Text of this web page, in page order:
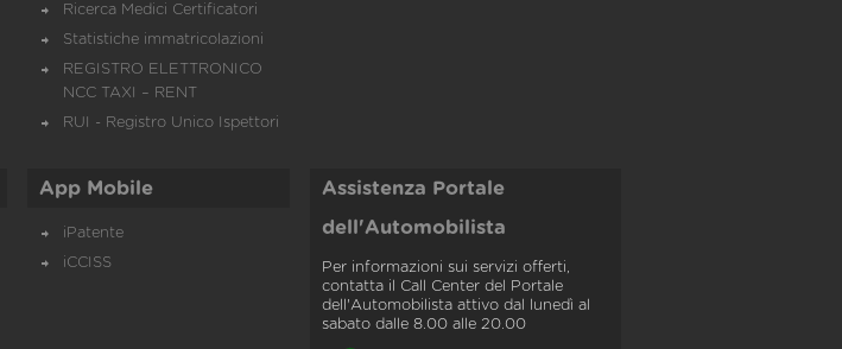
Ricerca Medici Certificatori
Statistiche immatricolazioni
REGISTRO ELETTRONICO
NCC TAXI – RENT
RUI - Registro Unico Ispettori
App Mobile
iPatente
iCCISS
Assistenza Portale
dell'Automobilista
Per informazioni sui servizi offerti,
contatta il Call Center del Portale
dell'Automobilista attivo dal lunedì al
sabato dalle 8.00 alle 20.00